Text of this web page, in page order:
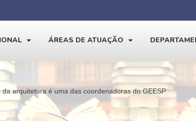
ÁREAS DE ATUAÇÃO
da arquitetura é uma das coordenadoras do GEESP